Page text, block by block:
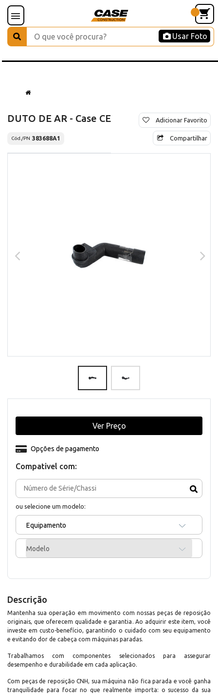
Usar Foto
DUTO DE AR - Case CE
Cód./PN 383688A1
Adicionar Favorito
Compartilhar
Compativel com:
ou selecione um modelo:
Equipamento
Modelo
Opções de pagamento
Ver Preço
Descrição
Mantenha sua operação em movimento com nossas peças de reposição
originais, que oferecem qualidade e garantia. Ao adquirir este item, você
investe em custo-benefício, garantindo o cuidado com seu equipamento
e evitando dor de cabeça com máquinas paradas.
Trabalhamos com componentes selecionados para assegurar
desempenho e durabilidade em cada aplicação.
Com peças de reposição CNH, sua máquina não fica parada e você ganha
tranquilidade para focar no que realmente importa: o sucesso da sua